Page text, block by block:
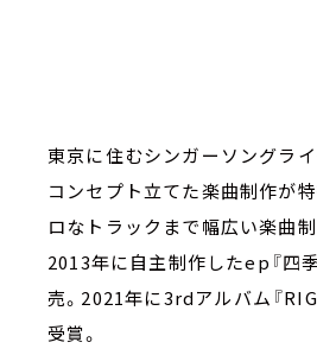
東京に住むシンガーソングラ
コンセプト立てた楽曲制作が
ロなトラックまで幅広い楽曲
2013年に自主制作したep『四
売。2021年に3rdアルバム『
受賞。